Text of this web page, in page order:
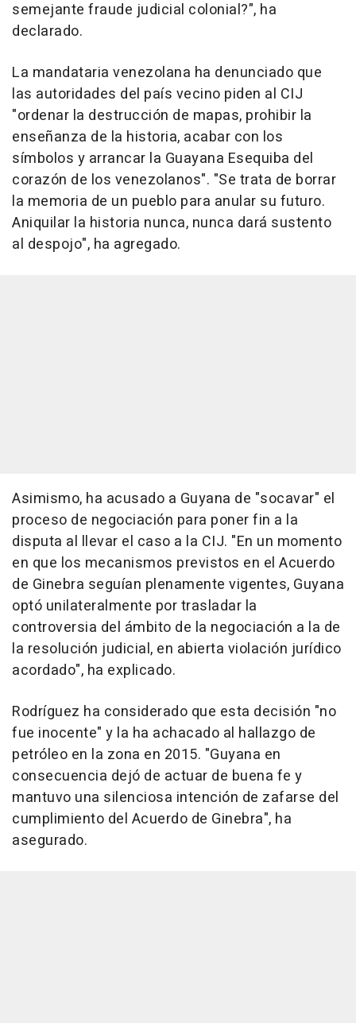
semejante fraude judicial colonial?", ha
declarado.
La mandataria venezolana ha denunciado que
las autoridades del país vecino piden al CIJ
"ordenar la destrucción de mapas, prohibir la
enseñanza de la historia, acabar con los
símbolos y arrancar la Guayana Esequiba del
corazón de los venezolanos". "Se trata de borrar
la memoria de un pueblo para anular su futuro.
Aniquilar la historia nunca, nunca dará sustento
al despojo", ha agregado.
Asimismo, ha acusado a Guyana de "socavar" el
proceso de negociación para poner fin a la
disputa al llevar el caso a la CIJ. "En un momento
en que los mecanismos previstos en el Acuerdo
de Ginebra seguían plenamente vigentes, Guyana
optó unilateralmente por trasladar la
controversia del ámbito de la negociación a la de
la resolución judicial, en abierta violación jurídico
acordado", ha explicado.
Rodríguez ha considerado que esta decisión "no
fue inocente" y la ha achacado al hallazgo de
petróleo en la zona en 2015. "Guyana en
consecuencia dejó de actuar de buena fe y
mantuvo una silenciosa intención de zafarse del
cumplimiento del Acuerdo de Ginebra", ha
asegurado.